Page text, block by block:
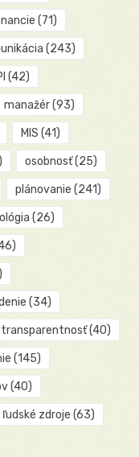
(71)
(243)
(42)
manažér(93)
MIS (41)
osobnosť(25)
plánovanie (241)
(26)
(34)
transparentnosť(40)
(145)
(40)
ľudské zdroje (63)